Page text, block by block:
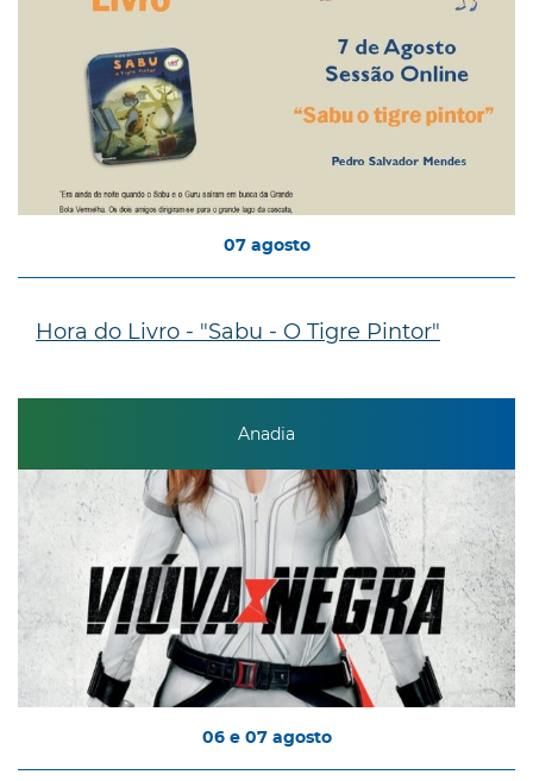
07 agosto
Hora do Livro - "Sabu - O Tigre Pintor"
Anadia
06 e 07 agosto